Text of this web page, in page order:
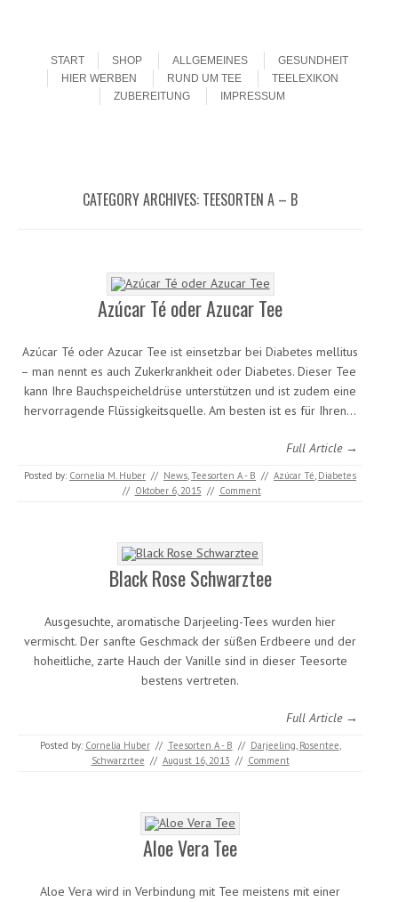
START
SHOP ALLGEMEINES
GESUNDHEIT
HIER WERBEN
RUND UM TEE
TEELEXIKON
ZUBEREITUNG
IMPRESSUM
CATEGORY ARCHIVES: TEESORTEN A – B
Azúcar Té oder Azucar Tee
Azúcar Té oder Azucar Tee ist einsetzbar bei Diabetes mellitus
– man nennt es auch Zukerkrankheit oder Diabetes. Dieser Tee
kann Ihre Bauchspeicheldrüse unterstützen und ist zudem eine
hervorragende Flüssigkeitsquelle. Am besten ist es für Ihren…
Full Article →
Posted by: Cornelia M. Huber // News,Teesorten A - B // Azúcar Té, Diabetes
// Oktober 6, 2015 // Comment
Black Rose Schwarztee
Ausgesuchte, aromatische Darjeeling-Tees wurden hier
vermischt. Der sanfte Geschmack der süßen Erdbeere und der
hoheitliche, zarte Hauch der Vanille sind in dieser Teesorte
bestens vertreten.
Full Article →
Posted by: Cornelia Huber // Teesorten A - B // Darjeeling, Rosentee,
Schwarzrtee // August 16, 2013 // Comment
Aloe Vera Tee
Aloe Vera wird in Verbindung mit Tee meistens mit einer